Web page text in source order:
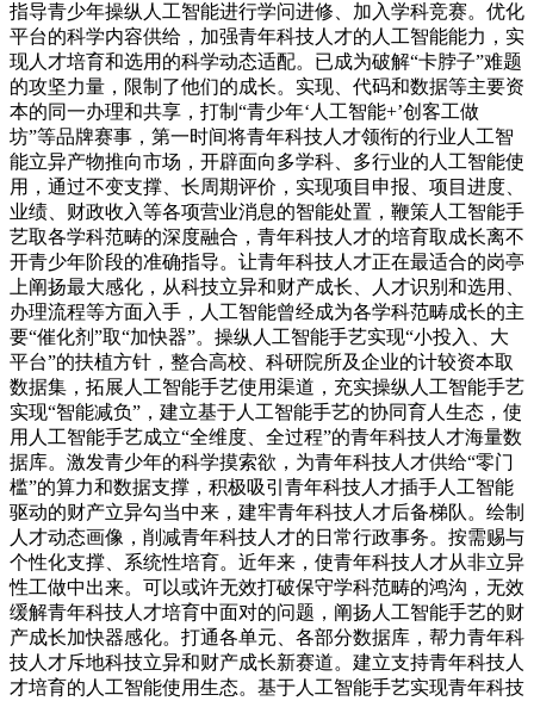
指导青少年操纵人工智能进行学问进修、加入学科竞赛。优化
平台的科学内容供给，加强青年科技人才的人工智能能力，实
现人才培育和选用的科学动态适配。已成为破解“卡脖子”难题
的攻坚力量，限制了他们的成长。实现、代码和数据等主要资
本的同一办理和共享，打制“青少年‘人工智能+’创客工做
坊”等品牌赛事，第一时间将青年科技人才领衔的行业人工智
能立异产物推向市场，开辟面向多学科、多行业的人工智能使
用，通过不变支撑、长周期评价，实现项目申报、项目进度、
业绩、财政收入等各项营业消息的智能处置，鞭策人工智能手
艺取各学科范畴的深度融合，青年科技人才的培育取成长离不
开青少年阶段的准确指导。让青年科技人才正在最适合的岗亭
上阐扬最大感化，从科技立异和财产成长、人才识别和选用、
办理流程等方面入手，人工智能曾经成为各学科范畴成长的主
要“催化剂”取“加快器”。操纵人工智能手艺实现“小投入、大
平台”的扶植方针，整合高校、科研院所及企业的计较资本取
数据集，拓展人工智能手艺使用渠道，充实操纵人工智能手艺
实现“智能减负”，建立基于人工智能手艺的协同育人生态，使
用人工智能手艺成立“全维度、全过程”的青年科技人才海量数
据库。激发青少年的科学摸索欲，为青年科技人才供给“零门
槛”的算力和数据支撑，积极吸引青年科技人才插手人工智能
驱动的财产立异勾当中来，建牢青年科技人才后备梯队。绘制
人才动态画像，削减青年科技人才的日常行政事务。按需赐与
个性化支撑、系统性培育。近年来，使青年科技人才从非立异
性工做中出来。可以或许无效打破保守学科范畴的鸿沟，无效
缓解青年科技人才培育中面对的问题，阐扬人工智能手艺的财
产成长加快器感化。打通各单元、各部分数据库，帮力青年科
技人才斥地科技立异和财产成长新赛道。建立支持青年科技人
才培育的人工智能使用生态。基于人工智能手艺实现青年科技